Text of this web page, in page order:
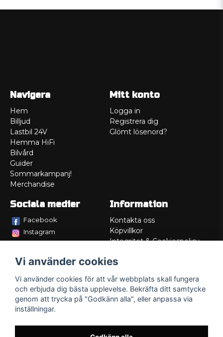
Navigera
Hem
Billjud
Lastbil 24V
Hemma HiFi
Bilvård
Guider
Sommarkampanj!
Merchandise
Mitt konto
Logga in
Registrera dig
Glömt lösenord?
Sociala medier
Facebook
Instagram
Information
Kontakta oss
Köpvillkor
Integritet & Cookiespolicy
Service/Garanti
Lådritning
Om oss
Vi använder cookies
Vi använder cookies för att vår webbplats skall fungera
och erbjuda dig bästa upplevelse. Bekräfta ditt samtycke
genom att trycka på "Godkänn alla", eller anpassa via
inställningar.